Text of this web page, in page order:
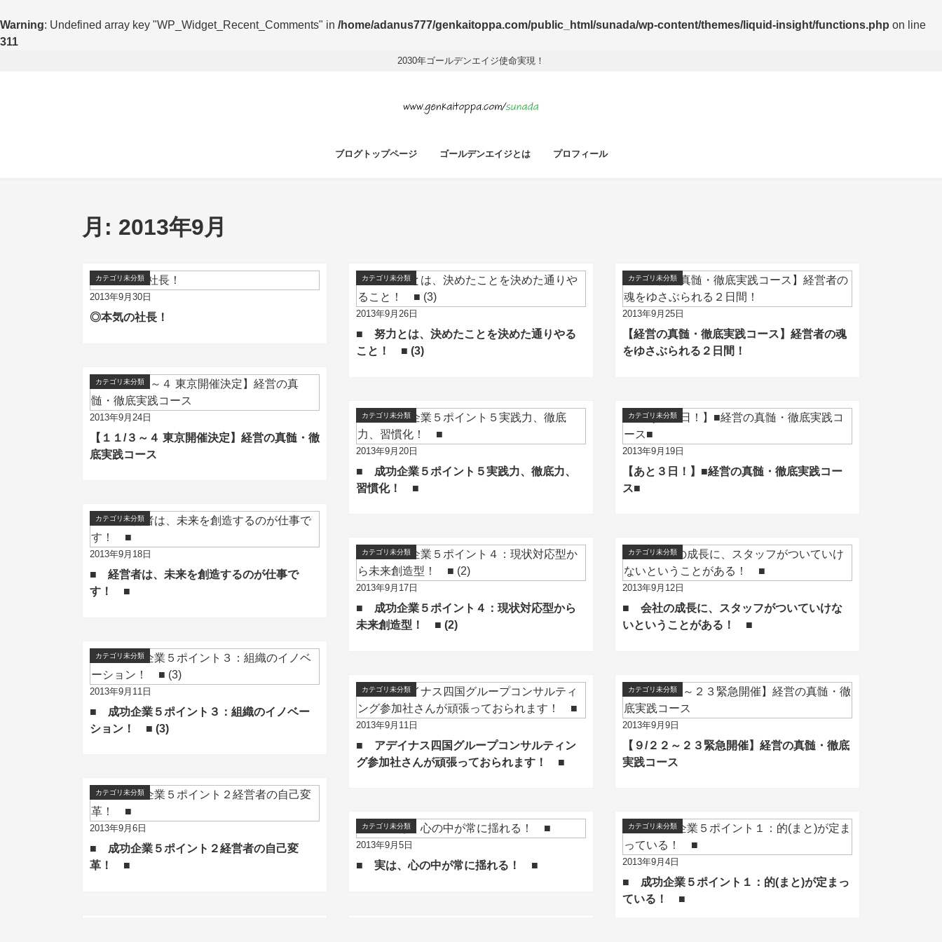
Warning: Undefined array key "WP_Widget_Recent_Comments" in /home/adanus777/genkaitoppa.com/public_html/sunada/wp-content/themes/liquid-insight/functions.php on line
311
2030年ゴールデンエイジ使命実現！
ブログトップページ ゴールデンエイジとは プロフィール
月: 2013年9月
2013年9月30日
カテゴリ未分類
◎本気の社長！ 2013年9月26日
カテゴリ未分類
■ 努力とは、決めたことを決めた通りやる
こと！ ■ (3)
2013年9月25日
カテゴリ未分類
【経営の真髄・徹底実践コース】経営者の魂
をゆさぶられる２日間！
2013年9月24日
カテゴリ未分類
【１１/３～４ 東京開催決定】経営の真髄・徹
底実践コース
2013年9月20日
カテゴリ未分類
■ 成功企業５ポイント５実践力、徹底力、
習慣化！ ■
2013年9月19日
カテゴリ未分類
【あと３日！】■経営の真髄・徹底実践コー
ス■
2013年9月18日
カテゴリ未分類
■ 経営者は、未来を創造するのが仕事で
す！ ■
2013年9月17日
カテゴリ未分類
■ 成功企業５ポイント４：現状対応型から
未来創造型！ ■ (2)
2013年9月12日
カテゴリ未分類
■ 会社の成長に、スタッフがついていけな
いということがある！ ■
2013年9月11日
カテゴリ未分類
■ 成功企業５ポイント３：組織のイノベー
ション！ ■ (3)
2013年9月11日
カテゴリ未分類
■ アデイナス四国グループコンサルティン
グ参加社さんが頑張っておられます！ ■
2013年9月9日
カテゴリ未分類
【９/２２～２３緊急開催】経営の真髄・徹底
実践コース
2013年9月6日
カテゴリ未分類
■ 成功企業５ポイント２経営者の自己変
革！ ■
2013年9月5日
カテゴリ未分類
■ 実は、心の中が常に揺れる！ ■ 2013年9月4日
カテゴリ未分類
■ 成功企業５ポイント１：的(まと)が定まっ
ている！ ■